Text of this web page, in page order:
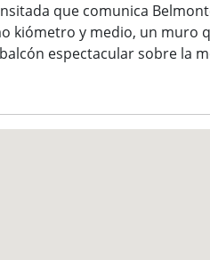
que comunica
kiómetro y medio, un muro
espectacular sobre la